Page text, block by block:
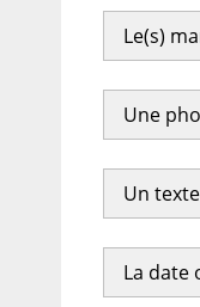
Le(s)
Une
Un
La date